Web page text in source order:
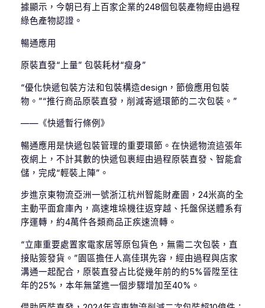
據顯示，今朝已有上百家企業的248個包裝產物經由過程
綠色產物認證。
暢通應用
原裝直發“上量” 包裝耗材“瘦身”
“優化快遞包裝方法和包裝構造design，節儉應用包裝
物。”“推行商品原裝直發，削減寄遞環節的二次包裝。”
——《快遞暫行條例》
暢通應用是快遞包裝管理的重要環節。在快遞物流這張年
夜網上，不計其數的快遞包裹經由過程原裝直發、智能倉
儲，完成“輕裝上陣”。
步進京東物流亞洲一號浙江杭州智能財產園，24米高的全
主動平面倉庫內，高速堆垛機往返穿越、托盤保送體系有
序運轉，約4萬件各類商品正疾速流轉。
“立庫重要處置家電家居等原包貨色，無需二次包裝，直
接貼簽發貨。”園區擔任人高佳琪先容，經由過程與店家
溝通一起配合，原裝直發占比從幾年前的約5%晉陞至往
年的25%，本年無望進一個步驟增加至40%。